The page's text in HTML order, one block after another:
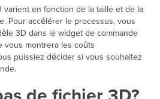
varient en fonction de la taille et de la
Pour accélérer le processus, vous
3D dans le widget de commande
vous montrera les coûts
puissiez décider si vous souhaitez